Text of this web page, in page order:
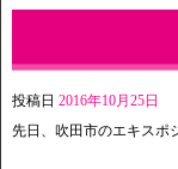
投稿日 2016年10月25日
先日、吹田市のエキスポ